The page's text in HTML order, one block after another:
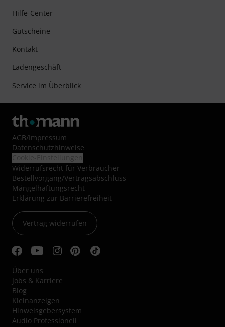
Hilfe-Center
Gutscheine
Kontakt
Ladengeschäft
Service im Überblick
AGB/Impressum
Datenschutzhinweise
Widerrufsrecht für Verbraucher
Bestellvorgang/Vertragsabschluss
Mängelhaftungsrecht
Erklärung zur Barrierefreiheit
Vertrag widerrufen
Über uns
Jobs & Karriere
Blog
Kleinanzeigen
Hinweisgebersystem
Audio Professionell